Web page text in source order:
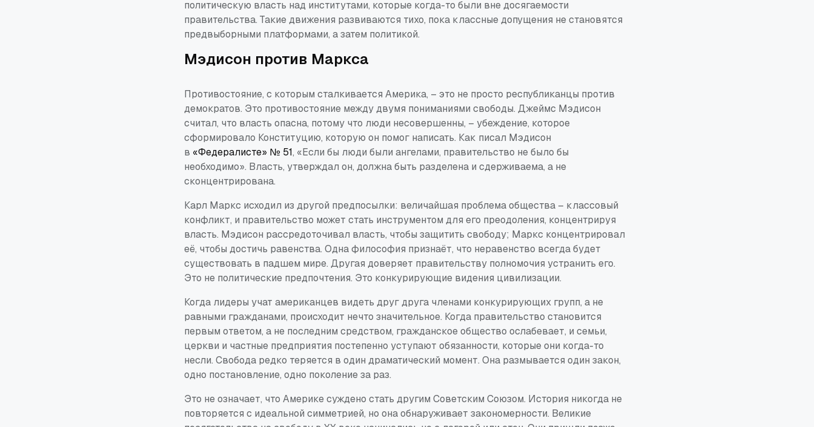
политическую власть над институтами, которые когда-то были вне досягаемости
правительства. Такие движения развиваются тихо, пока классные допущения не становятся
предвыборными платформами, а затем политикой.
Мэдисон против Маркса
Противостояние, с которым сталкивается Америка, – это не просто республиканцы против
демократов. Это противостояние между двумя пониманиями свободы. Джеймс Мэдисон
считал, что власть опасна, потому что люди несовершенны, – убеждение, которое
сформировало Конституцию, которую он помог написать. Как писал Мэдисон
в «Федералисте» № 51, «Если бы люди были ангелами, правительство не было бы
необходимо». Власть, утверждал он, должна быть разделена и сдерживаема, а не
сконцентрирована.
Карл Маркс исходил из другой предпосылки: величайшая проблема общества – классовый
конфликт, и правительство может стать инструментом для его преодоления, концентрируя
власть. Мэдисон рассредоточивал власть, чтобы защитить свободу; Маркс концентрировал
её, чтобы достичь равенства. Одна философия признаёт, что неравенство всегда будет
существовать в падшем мире. Другая доверяет правительству полномочия устранить его.
Это не политические предпочтения. Это конкурирующие видения цивилизации.
Когда лидеры учат американцев видеть друг друга членами конкурирующих групп, а не
равными гражданами, происходит нечто значительное. Когда правительство становится
первым ответом, а не последним средством, гражданское общество ослабевает, и семьи,
церкви и частные предприятия постепенно уступают обязанности, которые они когда-то
несли. Свобода редко теряется в один драматический момент. Она размывается один закон,
одно постановление, одно поколение за раз.
Это не означает, что Америке суждено стать другим Советским Союзом. История никогда не
повторяется с идеальной симметрией, но она обнаруживает закономерности. Великие